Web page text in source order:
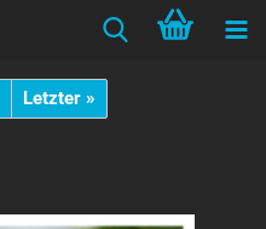
Letzter »